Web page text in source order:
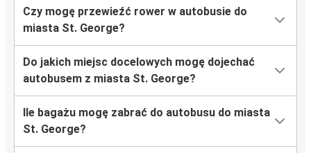
Czy mogę przewieźć rower w autobusie do
miasta St. George?
Do jakich miejsc docelowych mogę dojechać
autobusem z miasta St. George?
Ile bagażu mogę zabrać do autobusu do miasta
St. George?